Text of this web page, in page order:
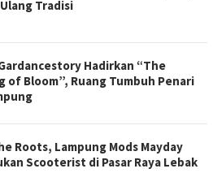
Tradisi
Hadirkan “The
of Bloom”, Ruang Tumbuh Penari
Roots, Lampung Mods Mayday
Scooterist di Pasar Raya Lebak